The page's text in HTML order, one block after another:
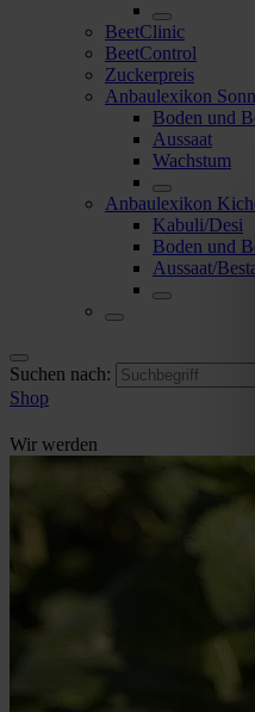
BeetClinic
BeetControl
Zuckerpreis
Anbaulexikon
Boden und
Aussaat
Wachstum
Anbaulexikon
Kabuli/Desi
Boden und
Aussaat/
Suchen nach:
Shop
Wir werden